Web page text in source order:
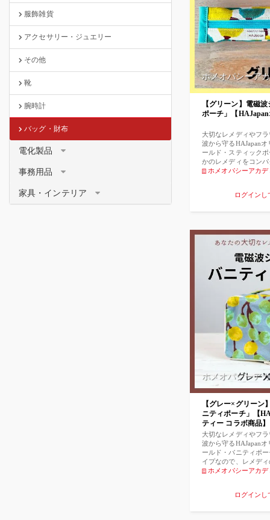
服飾雑貨
アクセサリー・ジュエリー
その他
靴
腕時計
バッグ・財布
電化製品
事務用品
家具・インテリア
ホメオパシーア
【グリーン】電磁
ポーチ」【
大切なレメディやフ
波から守るHAJapan
ールド・スティック
かのレメディをコン
い！」 「子どもに持
クポーチです。 付属
リーン】の商品にな
ホメオパシーアカ
ログイン
ホメオパシーア
【グレー×グリーン
ニティポーチ」【
ティー コラボ商品】
大切なレメディやフ
波から守るHAJapan
ールド・バニティポ
イプなので、レメデ
大容量なので複数の
ア・メディカなどが
ホメオパシーアカ
ログイン